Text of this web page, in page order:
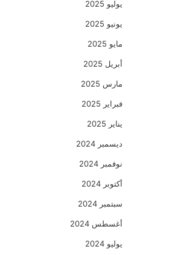
يوليو 2025
يونيو 2025
مايو 2025
أبريل 2025
مارس 2025
فبراير 2025
يناير 2025
ديسمبر 2024
نوفمبر 2024
أكتوبر 2024
سبتمبر 2024
أغسطس 2024
يوليو 2024